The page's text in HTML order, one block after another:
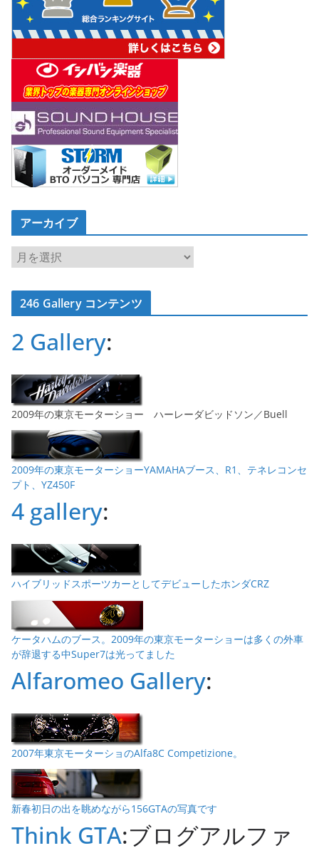
アーカイブ
ア
ー
カ
イ246 Gallery コンテンツ
2 Gallery:
2009年の東京モーターショー ハーレーダビッドソン／Buell
2009年の東京モーターショーYAMAHAブース、R1、テネレコンセ
プト、YZ450F
4 gallery:
ハイブリッドスポーツカーとしてデビューしたホンダCRZ
ケータハムのブース。2009年の東京モーターショーは多くの外車
が辞退する中Super7は光ってました
Alfaromeo Gallery:
2007年東京モーターショのAlfa8C Competizione。
新春初日の出を眺めながら156GTAの写真です
Think GTA:ブログアルファ